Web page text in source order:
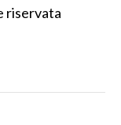
riservata